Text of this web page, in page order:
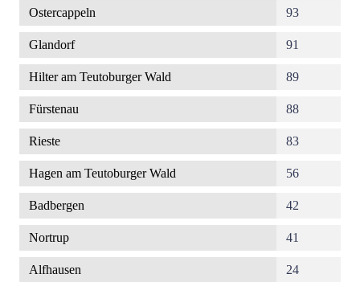
Ostercappeln 93
Glandorf 91
Hilter am Teutoburger Wald 89
Fürstenau 88
Rieste 83
Hagen am Teutoburger Wald 56
Badbergen 42
Nortrup 41
Alfhausen 24